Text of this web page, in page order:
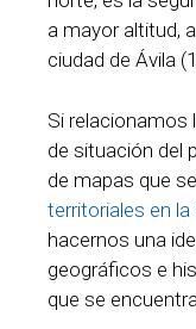
a mayor altitud,
ciudad de Ávila
Si relacionamos
de situación del
de mapas que
territoriales en la
hacernos una
geográficos e
que se